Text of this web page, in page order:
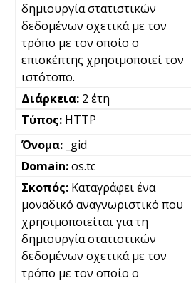
δημιουργία στατιστικών
δεδομένων σχετικά με τον
τρόπο με τον οποίο ο
επισκέπτης χρησιμοποιεί τον
ιστότοπο.
2 έτη
HTTP
_gid
os.tc
Καταγράφει ένα
μοναδικό αναγνωριστικό που
χρησιμοποιείται για τη
δημιουργία στατιστικών
δεδομένων σχετικά με τον
τρόπο με τον οποίο ο